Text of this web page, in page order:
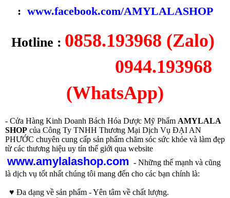
: www.facebook.com/AMYLALASHOP
Hotline : 0858.193968 (Zalo)
0944.193968
(WhatsApp)
- Cửa Hàng Kinh Doanh Bách Hóa Dược Mỹ Phẩm AMYLALA
SHOP của Công Ty TNHH Thương Mại Dịch Vụ ĐẠI AN
PHƯỚC chuyên cung cấp sản phẩm chăm sóc sức khỏe và làm đẹp
từ các thương hiệu uy tín thế giới qua website
www.amylalashop.com - Những thế mạnh và cũng
là dịch vụ tốt nhất chúng tôi mang đến cho các bạn chính là:
♥ Đa dạng về sản phẩm - Yên tâm về chất lượng.